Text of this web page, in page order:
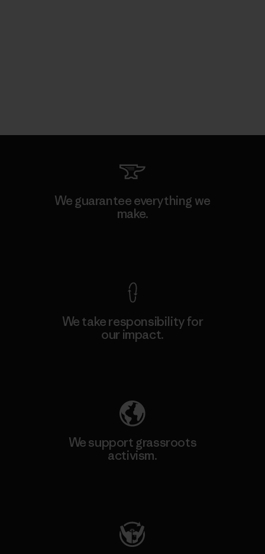
We guarantee everything we
make.
We take responsibility for
our impact.
We support grassroots
activism.